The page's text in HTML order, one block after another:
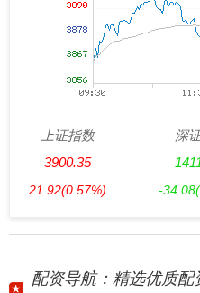
上证指数
3900.35
21.92(0.57%)
深
-34.08
配资导航：精选优质